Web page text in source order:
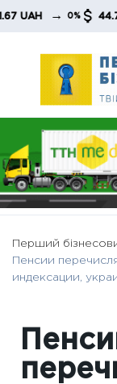
Skip
→ 0% 44.76
Перший
Пенсии
индексации,